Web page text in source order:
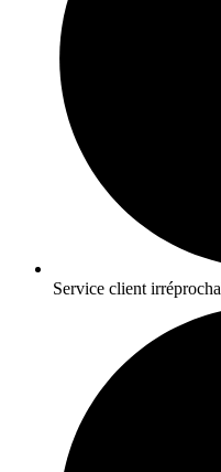
Service client